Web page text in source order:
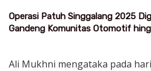
Operasi Patuh Singgalang 2025
Gandeng Komunitas Otomotif
Ali Mukhni mengataka pada